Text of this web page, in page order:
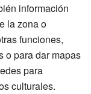
información
la zona o
funciones,
o para dar mapas
para
culturales.